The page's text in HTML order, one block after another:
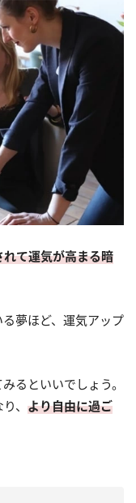
て運気が高まる暗
夢ほど、運気アップ
るといいでしょう。
、 より自由に過ご